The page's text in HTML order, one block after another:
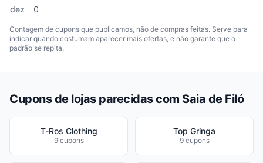
dez
0
Contagem de cupons que publicamos, não de compras feitas. Serve para
indicar quando costumam aparecer mais ofertas, e não garante que o
padrão se repita.
Cupons de lojas parecidas com Saia de Filó
T-Ros Clothing
9 cupons
Top Gringa
9 cupons